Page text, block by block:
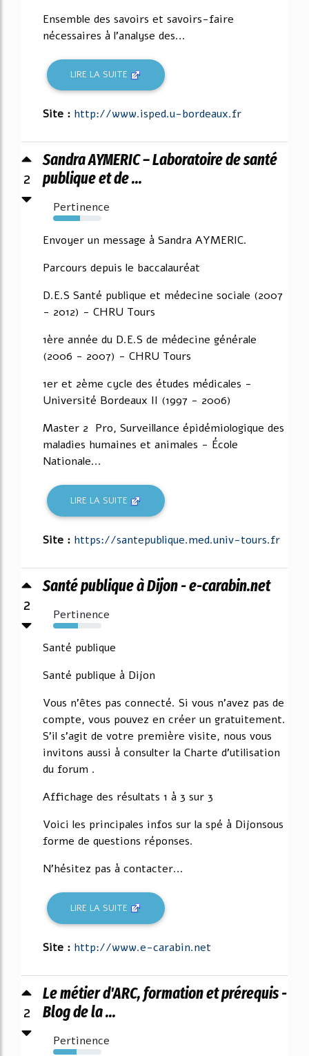
Ensemble des savoirs et savoirs-faire
nécessaires à l'analyse des...
LIRE LA SUITE
Site : http://www.isped.u-bordeaux.fr
2
Sandra AYMERIC – Laboratoire de santé
publique et de ...
Pertinence
55%
Envoyer un message à Sandra AYMERIC.
Parcours depuis le baccalauréat
D.E.S Santé publique et médecine sociale (2007
- 2012) - CHRU Tours
1ère année du D.E.S de médecine générale
(2006 - 2007) - CHRU Tours
1er et 2ème cycle des études médicales -
Université Bordeaux II (1997 - 2006)
Master 2 Pro, Surveillance épidémiologique des
maladies humaines et animales - École
Nationale...
LIRE LA SUITE
Site : https://santepublique.med.univ-tours.fr
2
Santé publique à Dijon - e-carabin.net
Pertinence
51%
Santé publique
Santé publique à Dijon
Vous n'êtes pas connecté. Si vous n'avez pas de
compte, vous pouvez en créer un gratuitement.
S'il s'agit de votre première visite, nous vous
invitons aussi à consulter la Charte d'utilisation
du forum .
Affichage des résultats 1 à 3 sur 3
Voici les principales infos sur la spé à Dijonsous
forme de questions réponses.
N'hésitez pas à contacter...
LIRE LA SUITE
Site : http://www.e-carabin.net
2
Le métier d'ARC, formation et prérequis -
Blog de la ...
Pertinence